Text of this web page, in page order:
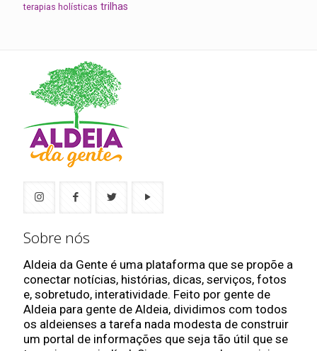
terapias holísticas trilhas
Sobre nós
Aldeia da Gente é uma plataforma que se propõe a
conectar notícias, histórias, dicas, serviços, fotos
e, sobretudo, interatividade. Feito por gente de
Aldeia para gente de Aldeia, dividimos com todos
os aldeienses a tarefa nada modesta de construir
um portal de informações que seja tão útil que se